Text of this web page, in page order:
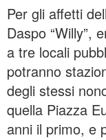
Per gli affetti
Daspo “Willy”,
a tre locali
potranno
degli stessi
quella Piazza
anni il primo, e